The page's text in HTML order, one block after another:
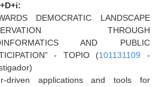
DEMOCRATIC LANDSCAPE
THROUGH
AND PUBLIC
- TOPIO (101131109 -
driven applications and tools for